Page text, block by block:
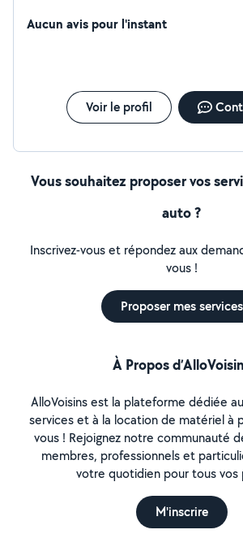
Aucun avis pour l'instant
Voir le profil
Vous souhaitez proposer vos
auto ?
Inscrivez-vous et répondez aux
vous !
Proposer mes services
À Propos
AlloVoisins est la plateforme dédiée
services et à la location de matériel à
vous ! Rejoignez notre communauté
membres, professionnels et
votre quotidien pour tous vos
M'inscrire